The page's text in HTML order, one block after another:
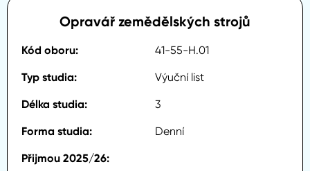
Opravář zemědělských strojů
41-55-H.01
Výuční list
3
Denní